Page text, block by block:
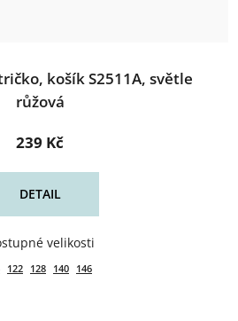
košík S2511A, světle
růžová
239 Kč
DETAIL
122 128 140 146